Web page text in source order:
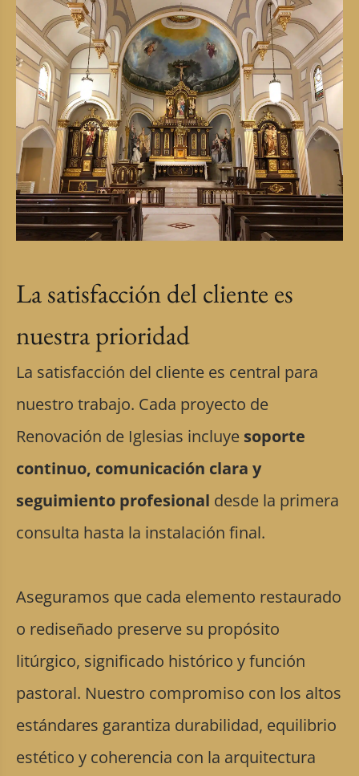
La satisfacción del cliente es
nuestra prioridad
La satisfacción del cliente es central para
nuestro trabajo. Cada proyecto de
Renovación de Iglesias incluye soporte
continuo, comunicación clara y
seguimiento profesional desde la primera
consulta hasta la instalación final.
Aseguramos que cada elemento restaurado
o rediseñado preserve su propósito
litúrgico, significado histórico y función
pastoral. Nuestro compromiso con los altos
estándares garantiza durabilidad, equilibrio
estético y coherencia con la arquitectura